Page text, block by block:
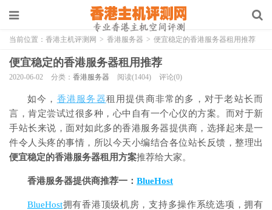
当前位置： 香港主机评测网 > 香港服务器 > 便宜稳定的香港服务器租用推荐
便宜稳定的香港服务器租用推荐
2020-06-02 分类： 香港服务器 阅读(1404) 评论(0)
如今， 香港服务器租用提供商非常的多，对于老站长而
言，肯定尝试过很多种，心中自有一个心仪的方案。而对于新
手站长来说，面对如此多的香港服务器提供商，选择起来是一
件令人头疼的事情，所以今天小编结合各位站长反馈，整理出
便宜稳定的香港服务器租用方案推荐给大家。
香港服务器提供商推荐一： BlueHost
BlueHost拥有香港顶级机房，支持多操作系统选项，拥有